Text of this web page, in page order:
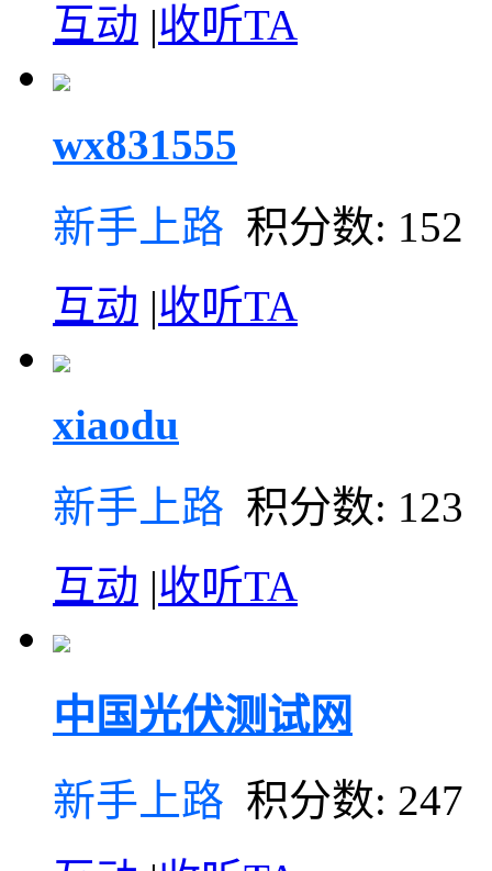
互动 |收听TA
wx831555
新手上路 积分数: 152
互动 |收听TA
xiaodu
新手上路 积分数: 123
互动 |收听TA
中国光伏测试网
新手上路 积分数: 247